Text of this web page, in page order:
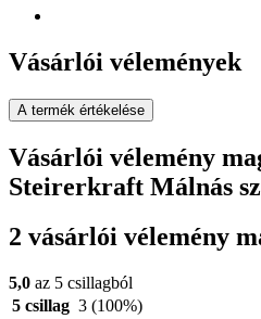
Vásárlói vélemények
A termék értékelése
Vásárlói vélemény
Steirerkraft Málnás
2 vásárlói vélemény
5,0 az 5 csillagból
5 csillag 3 (100%)